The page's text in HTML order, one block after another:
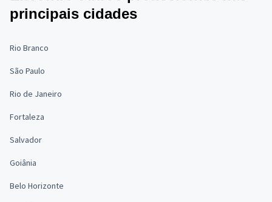
principais cidades
Rio Branco
São Paulo
Rio de Janeiro
Fortaleza
Salvador
Goiânia
Belo Horizonte